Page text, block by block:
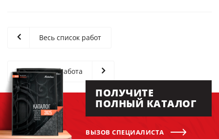
Весь список работ
Следующая работа
ПОЛУЧИТЕ
ПОЛНЫЙ КАТАЛОГ
ВЫЗОВ СПЕЦИАЛИСТА